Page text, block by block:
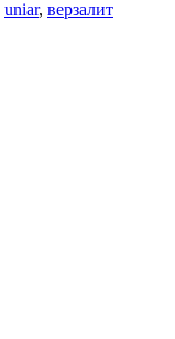
uniar, верзалит